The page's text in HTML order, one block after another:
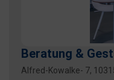
Beratung &
Alfred-Kowalke- 7,